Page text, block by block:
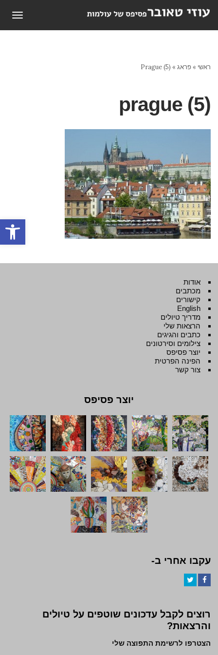
פתח
ראשי »פראג »
Prague (5)
prague (5)
אודות
מכתבים
קישורים
English
מדריך טיולים
הרצאות שלי
כתבים והגיגים
צילומים וסירטונים
יוצר פסיפס
הפינה הפרטית
צור קשר
יוצר פסיפס
עקבו אחרי ב-
רוצים לקבל עדכונים שוטפים על טיולים
והרצאות?
הצטרפו לרשימת התפוצה שלי